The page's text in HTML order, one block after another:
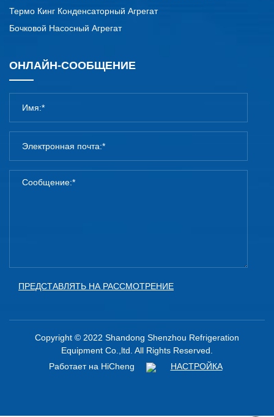
Термо Кинг Конденсаторный Агрегат
Бочковой Насосный Агрегат
ОНЛАЙН-СООБЩЕНИЕ
ПРЕДСТАВЛЯТЬ НА РАССМОТРЕНИЕ
Copyright © 2022 Shandong Shenzhou Refrigeration
Equipment Co.,ltd. All Rights Reserved.
Работает на HiCheng
НАСТРОЙКА